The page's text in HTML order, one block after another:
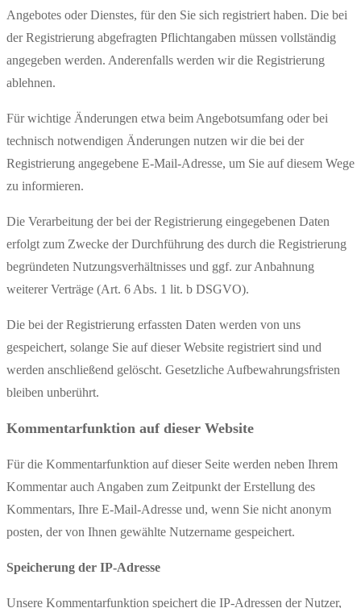
Angebotes oder Dienstes, für den Sie sich registriert haben. Die bei
der Registrierung abgefragten Pflichtangaben müssen vollständig
angegeben werden. Anderenfalls werden wir die Registrierung
ablehnen.
Für wichtige Änderungen etwa beim Angebotsumfang oder bei
technisch notwendigen Änderungen nutzen wir die bei der
Registrierung angegebene E-Mail-Adresse, um Sie auf diesem Wege
zu informieren.
Die Verarbeitung der bei der Registrierung eingegebenen Daten
erfolgt zum Zwecke der Durchführung des durch die Registrierung
begründeten Nutzungsverhältnisses und ggf. zur Anbahnung
weiterer Verträge (Art. 6 Abs. 1 lit. b DSGVO).
Die bei der Registrierung erfassten Daten werden von uns
gespeichert, solange Sie auf dieser Website registriert sind und
werden anschließend gelöscht. Gesetzliche Aufbewahrungsfristen
bleiben unberührt.
Kommentarfunktion auf dieser Website
Für die Kommentarfunktion auf dieser Seite werden neben Ihrem
Kommentar auch Angaben zum Zeitpunkt der Erstellung des
Kommentars, Ihre E-Mail-Adresse und, wenn Sie nicht anonym
posten, der von Ihnen gewählte Nutzername gespeichert.
Speicherung der IP-Adresse
Unsere Kommentarfunktion speichert die IP-Adressen der Nutzer,